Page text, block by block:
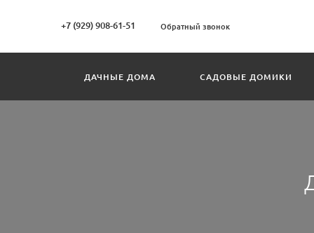
+7 (929) 908-61-51 Обратный звонок
ДАЧНЫЕ ДОМА САДОВЫЕ ДОМИКИ